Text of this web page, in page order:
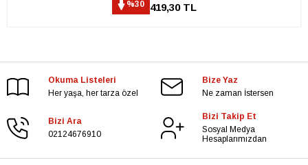
%30 419,30 TL
Okuma Listeleri
Her yaşa, her tarza özel
Bize Yaz
Ne zaman İstersen
Bizi Ara
02124676910
Bizi Takip Et
Sosyal Medya
Hesaplarımızdan